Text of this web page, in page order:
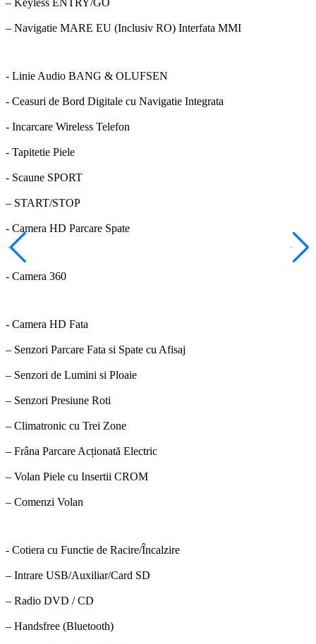
– Navigatie MARE EU (Inclusiv RO) Interfata MMI
- Linie Audio BANG & OLUFSEN
- Ceasuri de Bord Digitale cu Navigatie Integrata
- Incarcare Wireless Telefon
- Tapitetie Piele
- Scaune SPORT
– START/STOP
- Camera HD Parcare Spate
- Camera 360
- Camera HD Fata
– Senzori Parcare Fata si Spate cu Afisaj
– Senzori de Lumini si Ploaie
– Senzori Presiune Roti
– Climatronic cu Trei Zone
– Frâna Parcare Acționată Electric
– Volan Piele cu Insertii CROM
– Comenzi Volan
- Cotiera cu Functie de Racire/Încalzire
– Intrare USB/Auxiliar/Card SD
– Radio DVD / CD
– Handsfree (Bluetooth)